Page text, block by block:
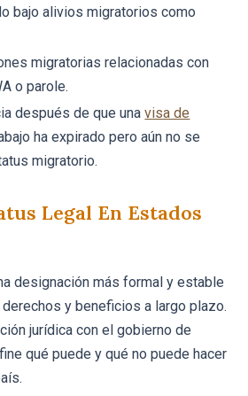
bajo alivios migratorios como
migratorias relacionadas con
o parole.
después de que unavisa de
ha expirado pero aún no se
migratorio.
Legal En Estados
designación más formal y estable
y beneficios a largo plazo.
jurídica con el gobierno de
qué puede y qué no puede hacer